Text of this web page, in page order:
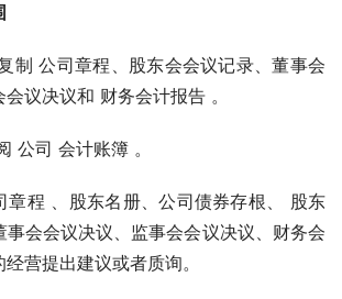
制 公司章程、股东会会议记录、董事会
议决议和 财务会计报告 。
公司 会计账簿 。
章程 、股东名册、公司债券存根、 股东
事会会议决议、监事会会议决议、财务会
营提出建议或者质询。